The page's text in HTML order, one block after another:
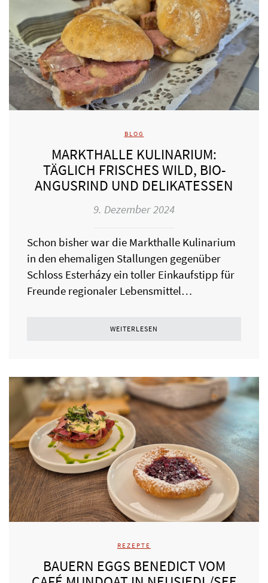
BLOG
MARKTHALLE KULINARIUM:
TÄGLICH FRISCHES WILD, BIO-
ANGUSRIND UND DELIKATESSEN
9. Dezember 2024
Schon bisher war die Markthalle Kulinarium
in den ehemaligen Stallungen gegenüber
Schloss Esterházy ein toller Einkaufstipp für
Freunde regionaler Lebensmittel…
WEITERLESEN
REZEPTE
BAUERN EGGS BENEDICT VOM